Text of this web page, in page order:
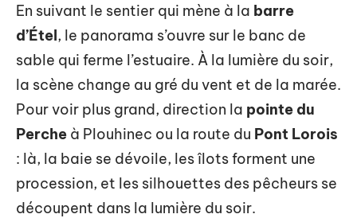
En suivant le sentier qui mène à la barre
d’Étel, le panorama s’ouvre sur le banc de
sable qui ferme l’estuaire. À la lumière du soir,
la scène change au gré du vent et de la marée.
Pour voir plus grand, direction la pointe du
Perche à Plouhinec ou la route du Pont Lorois
: là, la baie se dévoile, les îlots forment une
procession, et les silhouettes des pêcheurs se
découpent dans la lumière du soir.